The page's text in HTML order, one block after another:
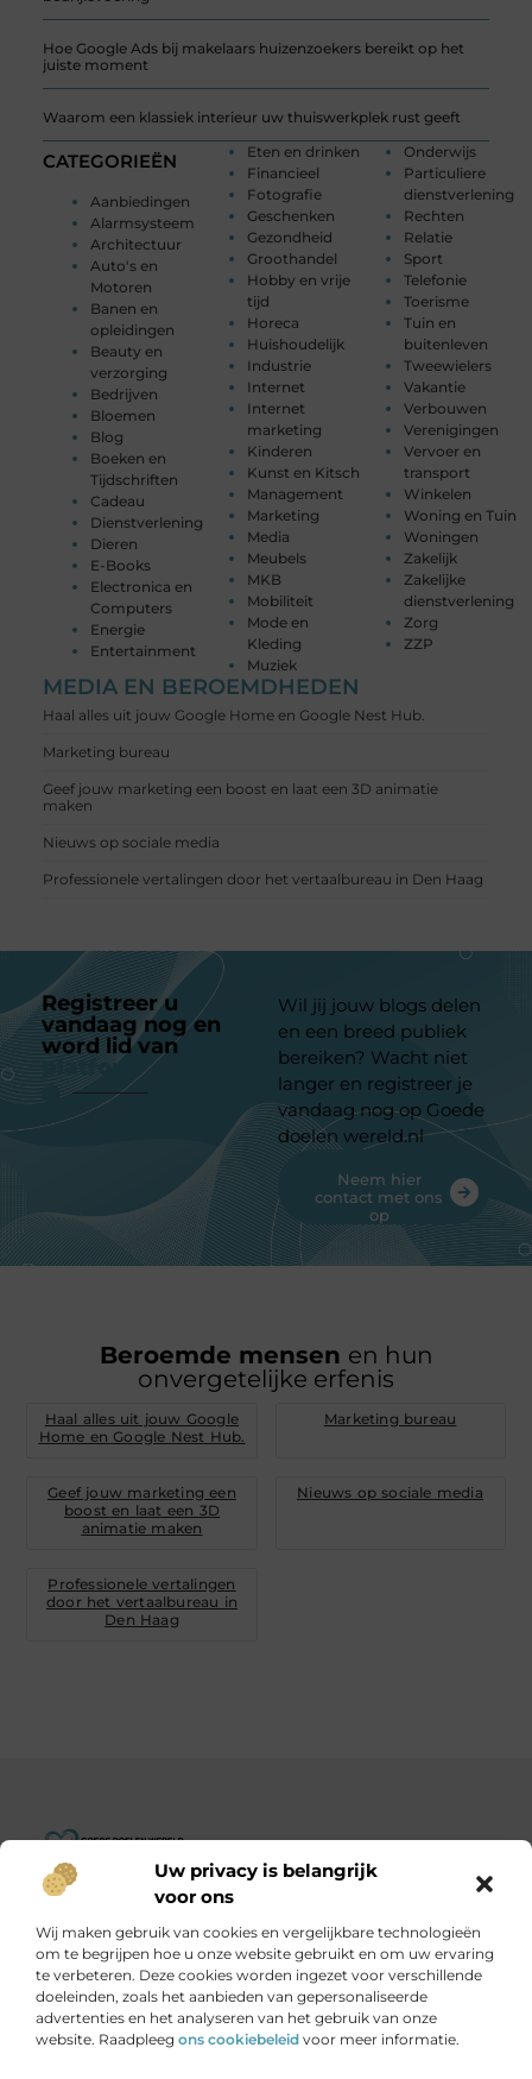
Uw privacy is belangrijk
voor ons
Wij maken gebruik van cookies en vergelijkbare technologieën
om te begrijpen hoe u onze website gebruikt en om uw ervaring
te verbeteren. Deze cookies worden ingezet voor verschillende
doeleinden, zoals het aanbieden van gepersonaliseerde
advertenties en het analyseren van het gebruik van onze
website. Raadpleeg ons cookiebeleid voor meer informatie.
Hoe Google Ads bij makelaars huizenzoekers bereikt op het
juiste moment
Waarom een klassiek interieur uw thuiswerkplek rust geeft
CATEGORIEËN
Aanbiedingen
Alarmsysteem
Architectuur
Auto's en
Motoren
Banen en
opleidingen
Beauty en
verzorging
Bedrijven
Bloemen
Blog
Boeken en
Tijdschriften
Cadeau
Dienstverlening
Dieren
E-Books
Electronica en
Computers
Energie
Entertainment
Eten en drinken
Financieel
Fotografie
Geschenken
Gezondheid
Groothandel
Hobby en vrije
tijd
Horeca
Huishoudelijk
Industrie
Internet
Internet
marketing
Kinderen
Kunst en Kitsch
Management
Marketing
Media
Meubels
MKB
Mobiliteit
Mode en
Kleding
Muziek
Onderwijs
Particuliere
dienstverlening
Rechten
Relatie
Sport
Telefonie
Toerisme
Tuin en
buitenleven
Tweewielers
Vakantie
Verbouwen
Verenigingen
Vervoer en
transport
Winkelen
Woning en Tuin
Woningen
Zakelijk
Zakelijke
dienstverlening
Zorg
ZZP
MEDIA EN BEROEMDHEDEN
Haal alles uit jouw Google Home en Google Nest Hub.
Marketing bureau
Geef jouw marketing een boost en laat een 3D animatie
maken
Nieuws op sociale media
Professionele vertalingen door het vertaalbureau in Den Haag
Registreer u
vandaag nog en
word lid van
platform
Wil jij jouw blogs delen
en een breed publiek
bereiken? Wacht niet
langer en registreer je
vandaag nog op Goede
doelen wereld.nl
Neem hier
contact met ons
op
Beroemde mensen en hun
onvergetelijke erfenis
Haal alles uit jouw Google
Home en Google Nest Hub.
Marketing bureau
Geef jouw marketing een
boost en laat een 3D
animatie maken
Nieuws op sociale media
Professionele vertalingen
door het vertaalbureau in
Den Haag
Goededoelenwereld.nl – Verhalen die inspireren, impact die
Ontdek een diverse verzameling blogs en artikelen over
initiatieven die de wereld een stukje beter maken.
Onze informatie